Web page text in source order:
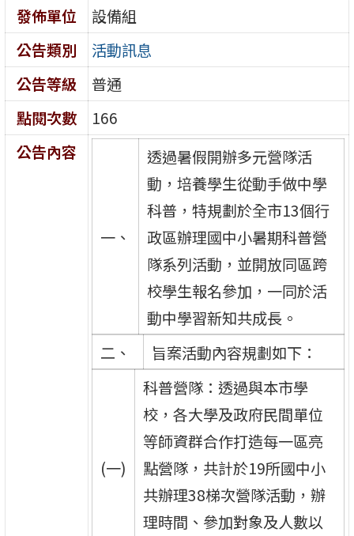
發佈單位
設備組
公告類別
活動訊息
公告等級
普通
點閱次數
166
公告內容
一、
透過暑假開辦多元營隊活
動，培養學生從動手做中學
科普，特規劃於全市13個行
政區辦理國中小暑期科普營
隊系列活動，並開放同區跨
校學生報名參加，一同於活
動中學習新知共成長。
二、
旨案活動內容規劃如下：
(一)
科普營隊：透過與本市學
校，各大學及政府民間單位
等師資群合作打造每一區亮
點營隊，共計於19所國中小
共辦理38梯次營隊活動，辦
理時間、參加對象及人數以